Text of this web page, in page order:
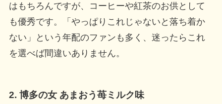
はもちろんですが、コーヒーや紅茶のお供として
も優秀です。「やっぱりこれじゃないと落ち着か
ない」という年配のファンも多く、迷ったらこれ
を選べば間違いありません。
2. 博多の女 あまおう苺ミルク味